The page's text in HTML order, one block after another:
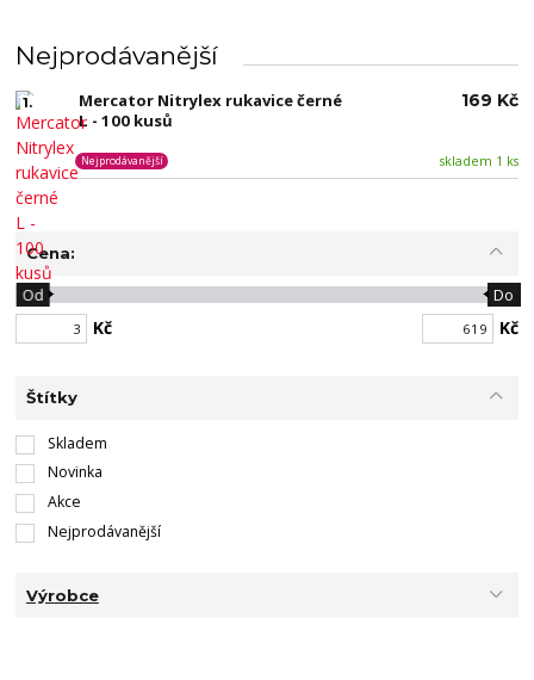
Nejprodávanější
1.
Mercator Nitrylex rukavice černé
L - 100 kusů
skladem 1 ks
Nejprodávanější
169 Kč
Cena:
Kč
Od Do
Kč
Štítky
Skladem
Novinka
Akce
Nejprodávanější
Výrobce